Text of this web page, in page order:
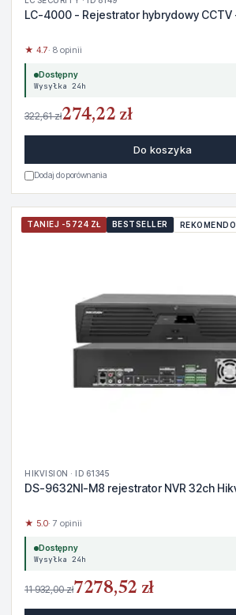
LC-4000 - Rejestrator hybrydowy CCTV
★ 4.7· 8 opinii
Dostępny
Wysyłka 24h
322,61 zł274,22 zł
Do koszyka
Dodaj do porównania
TANIEJ -5724 ZŁ BESTSELLER
HIKVISION · ID 61345
DS-9632NI-M8 rejestrator NVR 32ch
★ 5.0· 7 opinii
Dostępny
Wysyłka 24h
11 932,00 zł7278,52 zł